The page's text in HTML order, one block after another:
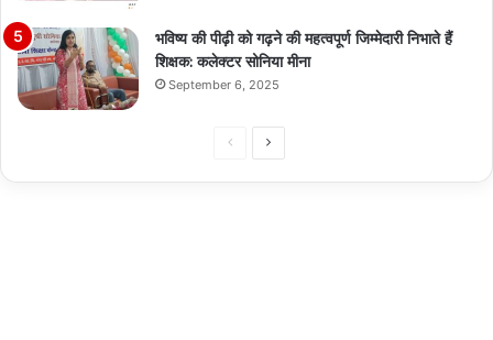
भविष्य की पीढ़ी को गढ़ने की महत्वपूर्ण जिम्मेदारी निभाते हैं
शिक्षक: कलेक्टर सोनिया मीना
September 6, 2025
PreviousNext